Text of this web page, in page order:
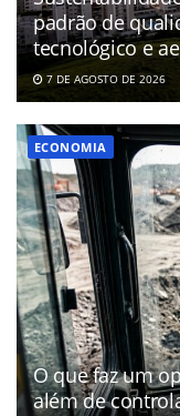
padrão de
tecnológico e
7 DE AGOSTO DE 2026
ECONOMIA
O que faz um
além de